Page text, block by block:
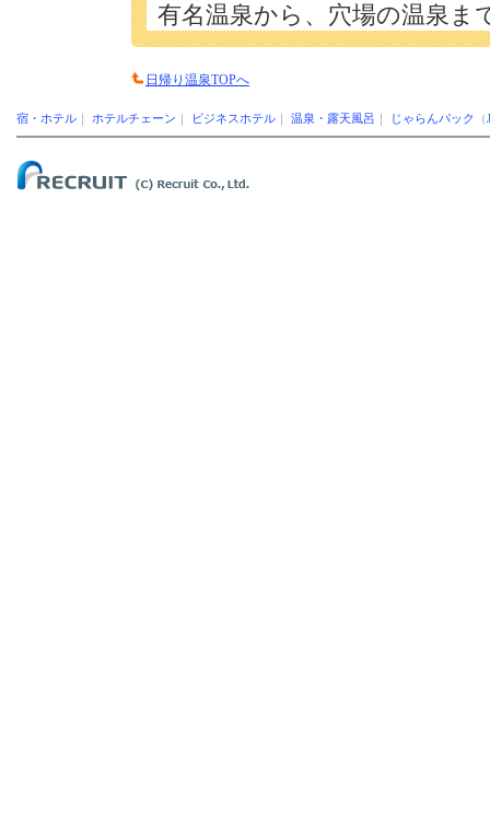
有名温泉から、穴場の温泉ま
日帰り温泉TOPへ
宿・ホテル ホテルチェーン ビジネスホテル 温泉・露天風呂 じゃらんパック （